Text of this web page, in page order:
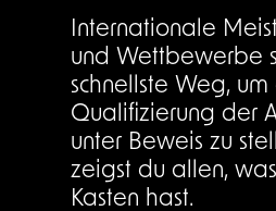
Internationale
und Wettbewerbe
schnellste Weg,
Qualifizierung der
unter Beweis zu
zeigst du allen,
Kasten hast.